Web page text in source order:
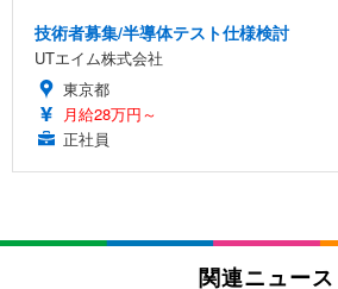
技術者募集/半導体テスト仕様検討
UTエイム株式会社
東京都
月給28万円～
正社員
関連ニュース